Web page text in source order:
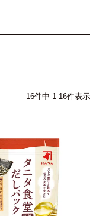
16件中 1-16件表示